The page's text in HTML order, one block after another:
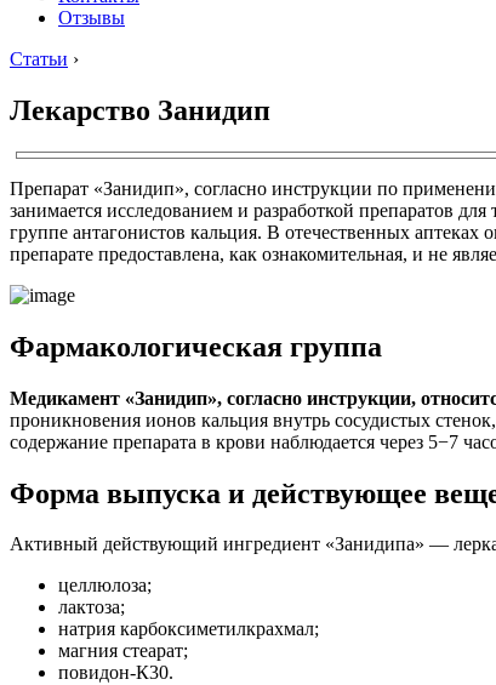
Отзывы
Статьи ›
Лекарство Занидип
Препарат «Занидип», согласно инструкции по
занимается исследованием и разработкой препаратов
группе антагонистов кальция. В отечественных
препарате предоставлена, как ознакомительная, и не
Фармакологическая группа
Медикамент «Занидип», согласно инструкции,
проникновения ионов кальция внутрь сосудистых
содержание препарата в крови наблюдается через 5−7
Форма выпуска и действующее
Активный действующий ингредиент «Занидипа» —
целлюлоза;
лактоза;
натрия карбоксиметилкрахмал;
магния стеарат;
повидон-К30.